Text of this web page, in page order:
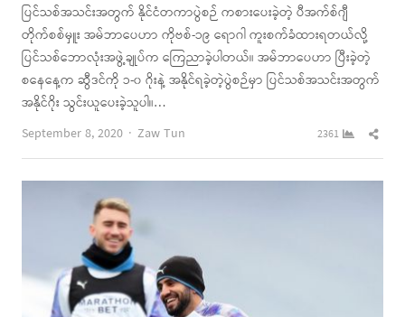
ပြင်သစ်အသင်းအတွက် နိုင်ငံတကာပွဲစဉ် ကစားပေးခဲ့တဲ့ ပီအက်စ်ဂျီ
တိုက်စစ်မှူး အမ်ဘာပေဟာ ကိုဗစ်-၁၉ ရောဂါ ကူးစက်ခံထားရတယ်လို့
ပြင်သစ်ဘောလုံးအဖွဲ့ချုပ်က ကြေညာခဲ့ပါတယ်။ အမ်ဘာပေဟာ ပြီးခဲ့တဲ့
စနေနေ့က ဆွီဒင်ကို ၁-၀ ဂိုးနဲ့ အနိုင်ရခဲ့တဲ့ပွဲစဉ်မှာ ပြင်သစ်အသင်းအတွက်
အနိုင်ဂိုး သွင်းယူပေးခဲ့သူပါ။…
September 8, 2020
Author
Zaw Tun 2361